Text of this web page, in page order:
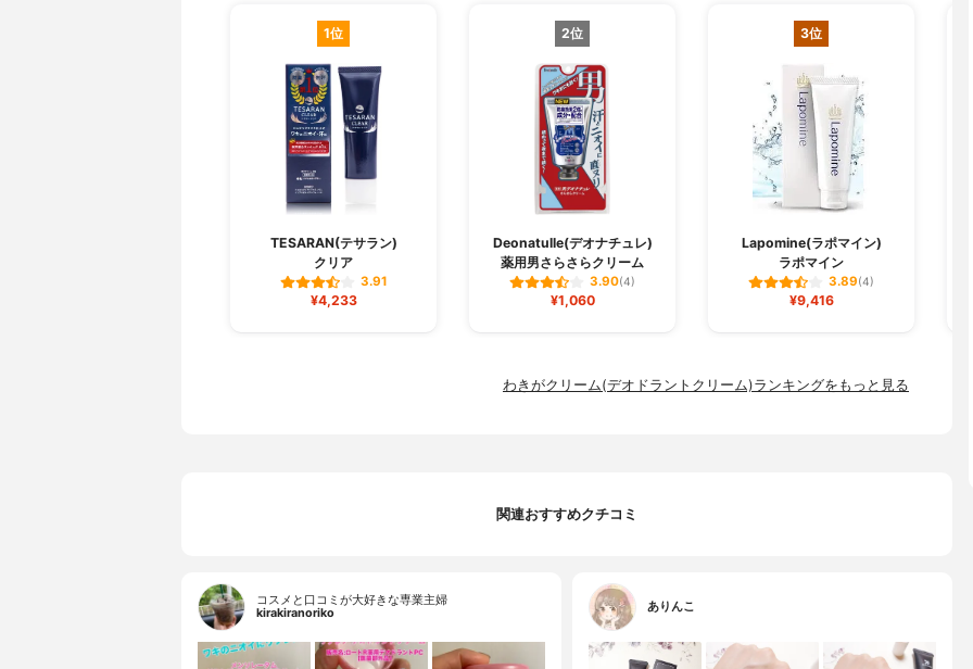
1位
TESARAN(テサラン)
クリア
3.91
¥4,233
2位
Deonatulle(デオナチュレ)
薬用男さらさらクリーム
3.90(4)
¥1,060
3位
Lapomine(ラポマイン)
ラポマイン
3.89(4)
¥9,416
わきがクリーム(デオドラントクリーム)ランキングをもっと見る
関連おすすめクチコミ
コスメと口コミが大好きな専業主婦
kirakiranoriko
ありんこ